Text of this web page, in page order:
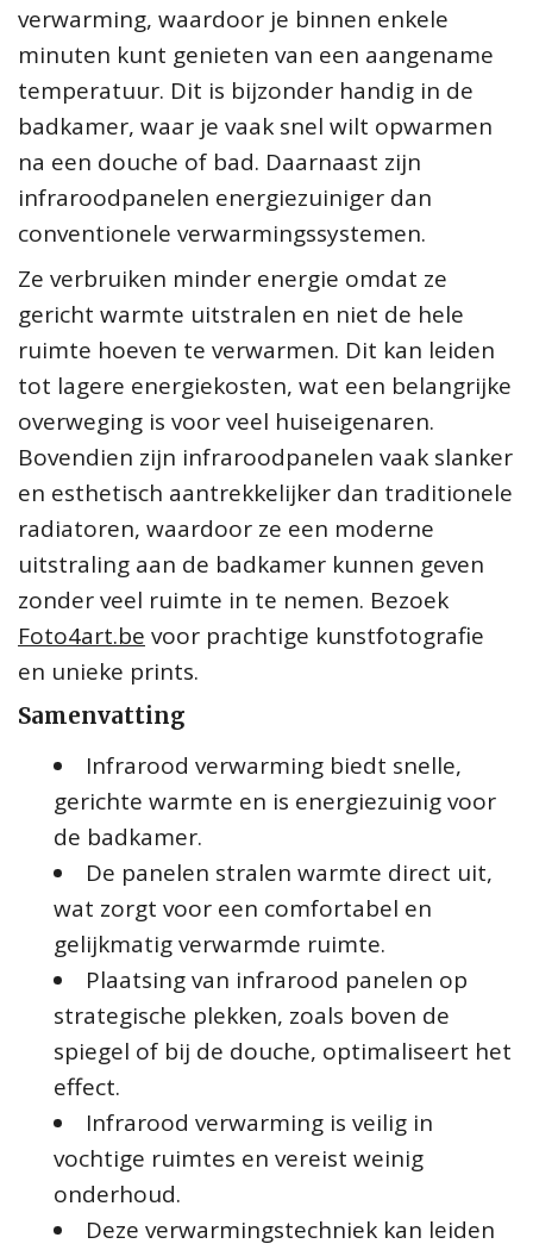
verwarming, waardoor je binnen enkele
minuten kunt genieten van een aangename
temperatuur. Dit is bijzonder handig in de
badkamer, waar je vaak snel wilt opwarmen
na een douche of bad. Daarnaast zijn
infraroodpanelen energiezuiniger dan
conventionele verwarmingssystemen.
Ze verbruiken minder energie omdat ze
gericht warmte uitstralen en niet de hele
ruimte hoeven te verwarmen. Dit kan leiden
tot lagere energiekosten, wat een belangrijke
overweging is voor veel huiseigenaren.
Bovendien zijn infraroodpanelen vaak slanker
en esthetisch aantrekkelijker dan traditionele
radiatoren, waardoor ze een moderne
uitstraling aan de badkamer kunnen geven
zonder veel ruimte in te nemen. Bezoek
Foto4art.be voor prachtige kunstfotografie
en unieke prints.
Samenvatting
Infrarood verwarming biedt snelle,
gerichte warmte en is energiezuinig voor
de badkamer.
De panelen stralen warmte direct uit,
wat zorgt voor een comfortabel en
gelijkmatig verwarmde ruimte.
Plaatsing van infrarood panelen op
strategische plekken, zoals boven de
spiegel of bij de douche, optimaliseert het
effect.
Infrarood verwarming is veilig in
vochtige ruimtes en vereist weinig
onderhoud.
Deze verwarmingstechniek kan leiden